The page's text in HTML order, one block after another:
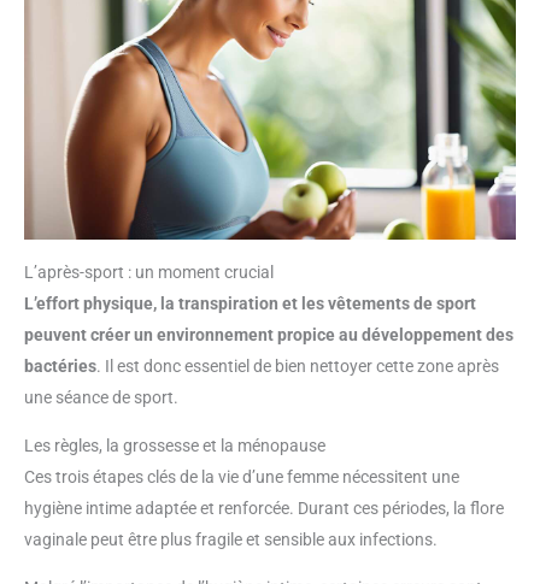
L’après-sport : un moment crucial
L’effort physique, la transpiration et les vêtements de sport
peuvent créer un environnement propice au développement des
bactéries. Il est donc essentiel de bien nettoyer cette zone après
une séance de sport.
Les règles, la grossesse et la ménopause
Ces trois étapes clés de la vie d’une femme nécessitent une
hygiène intime adaptée et renforcée. Durant ces périodes, la flore
vaginale peut être plus fragile et sensible aux infections.